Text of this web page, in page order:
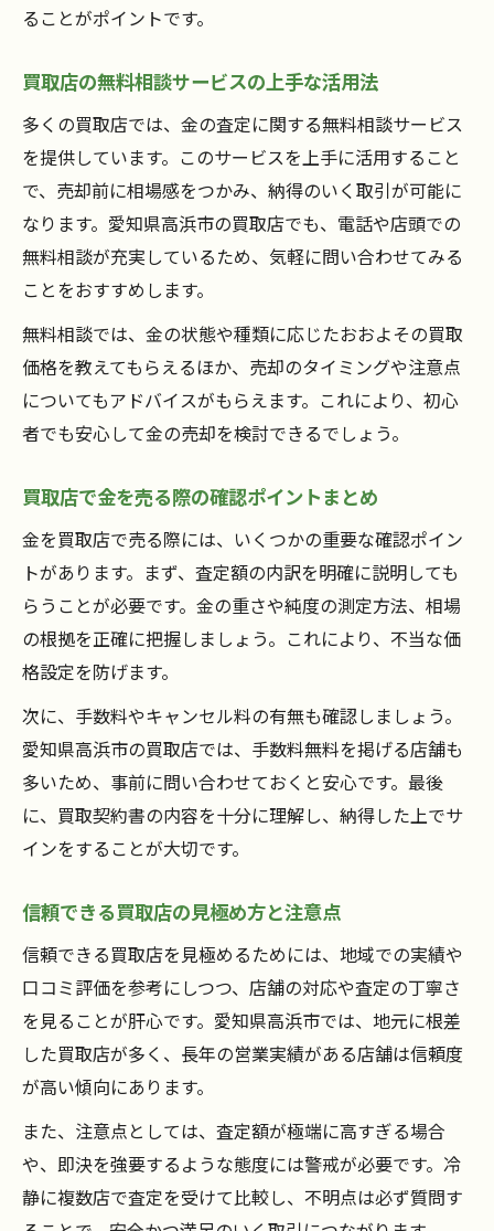
ることがポイントです。
買取店の無料相談サービスの上手な活用法
多くの買取店では、金の査定に関する無料相談サービス
を提供しています。このサービスを上手に活用すること
で、売却前に相場感をつかみ、納得のいく取引が可能に
なります。愛知県高浜市の買取店でも、電話や店頭での
無料相談が充実しているため、気軽に問い合わせてみる
ことをおすすめします。
無料相談では、金の状態や種類に応じたおおよその買取
価格を教えてもらえるほか、売却のタイミングや注意点
についてもアドバイスがもらえます。これにより、初心
者でも安心して金の売却を検討できるでしょう。
買取店で金を売る際の確認ポイントまとめ
金を買取店で売る際には、いくつかの重要な確認ポイン
トがあります。まず、査定額の内訳を明確に説明しても
らうことが必要です。金の重さや純度の測定方法、相場
の根拠を正確に把握しましょう。これにより、不当な価
格設定を防げます。
次に、手数料やキャンセル料の有無も確認しましょう。
愛知県高浜市の買取店では、手数料無料を掲げる店舗も
多いため、事前に問い合わせておくと安心です。最後
に、買取契約書の内容を十分に理解し、納得した上でサ
インをすることが大切です。
信頼できる買取店の見極め方と注意点
信頼できる買取店を見極めるためには、地域での実績や
口コミ評価を参考にしつつ、店舗の対応や査定の丁寧さ
を見ることが肝心です。愛知県高浜市では、地元に根差
した買取店が多く、長年の営業実績がある店舗は信頼度
が高い傾向にあります。
また、注意点としては、査定額が極端に高すぎる場合
や、即決を強要するような態度には警戒が必要です。冷
静に複数店で査定を受けて比較し、不明点は必ず質問す